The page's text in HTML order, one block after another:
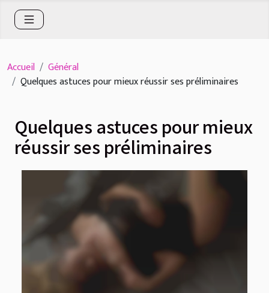
Accueil
Général
Quelques astuces pour mieux réussir ses préliminaires
Quelques astuces pour mieux
réussir ses préliminaires